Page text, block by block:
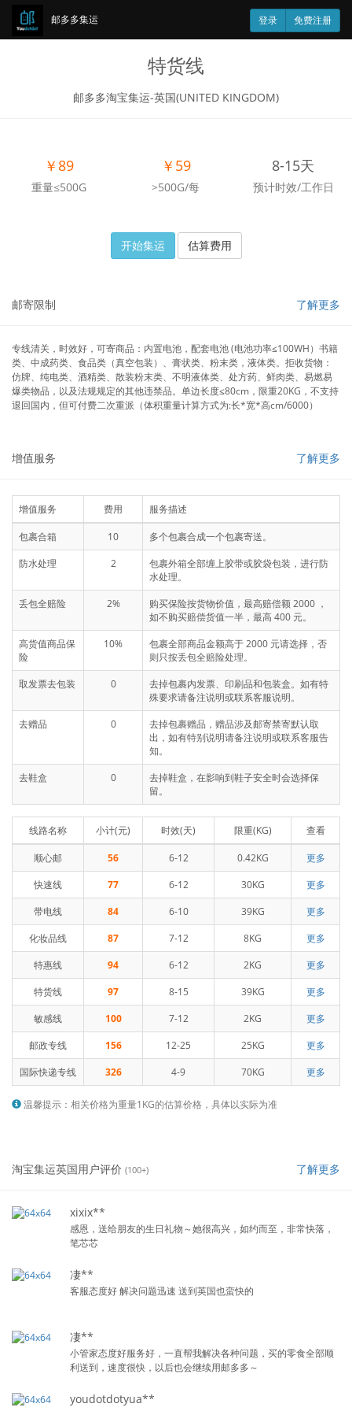
邮多多集运 登录 免费注册
特货线
邮多多淘宝集运-英国(UNITED KINGDOM)
￥89
重量≤500G
￥59
>500G/每
8-15天
预计时效/工作日
开始集运 估算费用
邮寄限制 了解更多
专线清关，时效好，可寄商品：内置电池，配套电池 (电池功率≤100WH）书籍
类、中成药类、食品类（真空包装）、膏状类、粉末类，液体类。拒收货物：
仿牌、纯电类、酒精类、散装粉末类、不明液体类、处方药、鲜肉类、易燃易
爆类物品，以及法规规定的其他违禁品。单边长度≤80cm，限重20KG，不支持
退回国内，但可付费二次重派（体积重量计算方式为:长*宽*高cm/6000）
增值服务 了解更多
增值服务 费用 服务描述
包裹合箱 10
多个包裹合成一个包裹寄送。
防水处理
2
包裹外箱全部缠上胶带或胶袋包装，进行防
水处理。
丢包全赔险
2%
购买保险按货物价值，最高赔偿额 2000 ，
如不购买赔偿货值一半，最高 400 元。
高货值商品保
险
10%
包裹全部商品金额高于 2000 元请选择，否
则只按丢包全赔险处理。
取发票去包装
0
去掉包裹内发票、印刷品和包装盒。如有特
殊要求请备注说明或联系客服说明。
去赠品
0
去掉包裹赠品，赠品涉及邮寄禁寄默认取
出，如有特别说明请备注说明或联系客服告
知。
去鞋盒
0
去掉鞋盒，在影响到鞋子安全时会选择保
留。
线路名称 小计(元) 时效(天) 限重(KG) 查看
顺心邮 56 6-12 0.42KG
更多
快速线
77 6-12 30KG
更多
带电线
84 6-10 39KG
更多
化妆品线
87 7-12 8KG
更多
特惠线
94 6-12 2KG
更多
特货线
97 8-15 39KG
更多
敏感线
100 7-12 2KG
更多
邮政专线
156 12-25 25KG
更多
国际快递专线
326 4-9 70KG 更多
温馨提示：相关价格为重量1KG的估算价格，具体以实际为准
淘宝集运英国用户评价 (100+) 了解更多
xixix**
感恩，送给朋友的生日礼物～她很高兴，如约而至，非常快落，
笔芯芯
凄**
客服态度好 解决问题迅速 送到英国也蛮快的
凄**
小管家态度好服务好，一直帮我解决各种问题，买的零食全部顺
利送到，速度很快，以后也会继续用邮多多～
youdotdotyua**